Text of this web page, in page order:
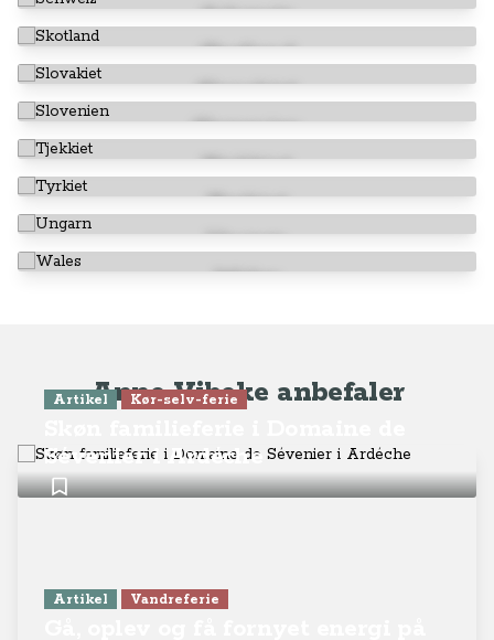
Schweiz
Skotland
Slovakiet
Slovenien
Tjekkiet
Tyrkiet
Ungarn
Wales
Anne-Vibeke anbefaler
Artikel Kør-selv-ferie
Sévenier i Ardéche
Artikel Vandreferie